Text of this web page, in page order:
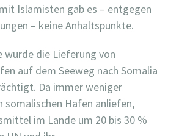
Islamisten gab es – entgegen
– keine Anhaltspunkte.
wurde die Lieferung von
auf dem Seeweg nach Somalia
Da immer weniger
somalischen Hafen anliefen,
im Lande um 20 bis 30 %